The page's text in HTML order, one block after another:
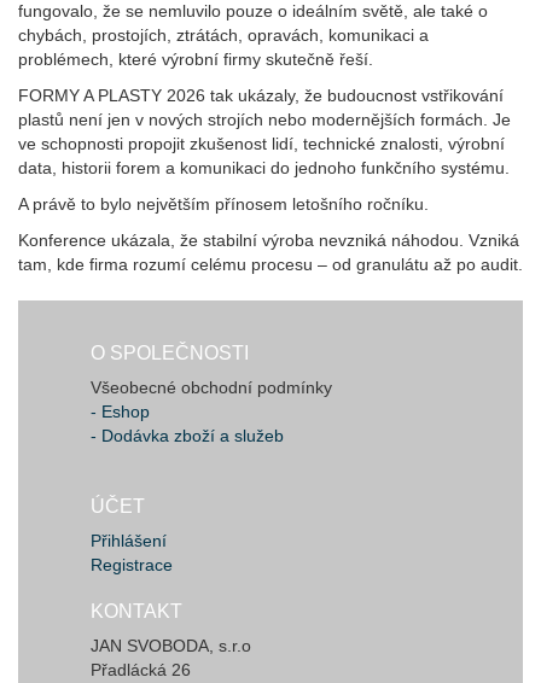
fungovalo, že se nemluvilo pouze o ideálním světě, ale také o
chybách, prostojích, ztrátách, opravách, komunikaci a
problémech, které výrobní firmy skutečně řeší.
FORMY A PLASTY 2026 tak ukázaly, že budoucnost vstřikování
plastů není jen v nových strojích nebo modernějších formách. Je
ve schopnosti propojit zkušenost lidí, technické znalosti, výrobní
data, historii forem a komunikaci do jednoho funkčního systému.
A právě to bylo největším přínosem letošního ročníku.
Konference ukázala, že stabilní výroba nevzniká náhodou. Vzniká
tam, kde firma rozumí celému procesu – od granulátu až po audit.
O SPOLEČNOSTI
Všeobecné obchodní podmínky
- Eshop
- Dodávka zboží a služeb
ÚČET
Přihlášení
Registrace
KONTAKT
JAN SVOBODA, s.r.o
Přadlácká 26